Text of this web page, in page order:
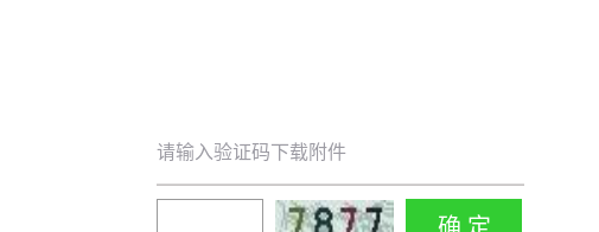
请输入验证码下载附件